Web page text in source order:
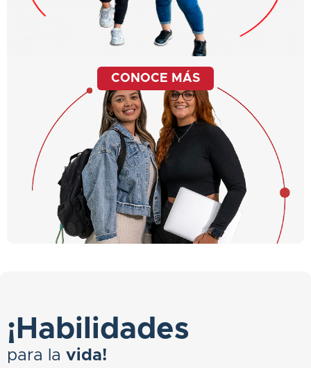
CONOCE MÁS
¡Habilidades
para la vida!